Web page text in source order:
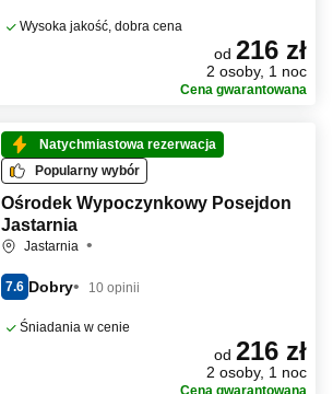
Wysoka jakość, dobra cena
od 216 zł
2 osoby, 1 noc
Cena gwarantowana
Natychmiastowa rezerwacja
Popularny wybór
Ośrodek Wypoczynkowy Posejdon
Jastarnia
Jastarnia
7.6 Dobry 10 opinii
Śniadania w cenie
od 216 zł
2 osoby, 1 noc
Cena gwarantowana